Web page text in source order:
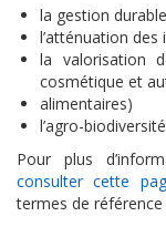
la gestion
l’atténuation
la valorisation
cosmétique et
alimentaires)
l’agro-biodiversité
Pour plus
consulter cette
termes de